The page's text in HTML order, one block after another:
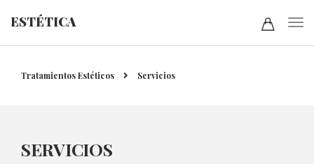
ESTÉTICA
Tratamientos Estéticos Servicios
SERVICIOS